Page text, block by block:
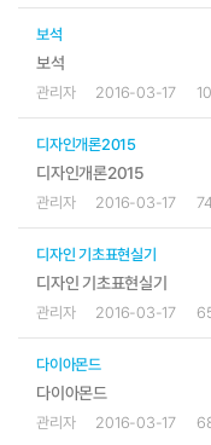
보석
보석
관리자 2016-03-17
디자인개론2015
디자인개론2015
관리자 2016-03-17
디자인 기초표현실기
디자인 기초표현실기
관리자 2016-03-17
다이아몬드
다이아몬드
관리자 2016-03-17